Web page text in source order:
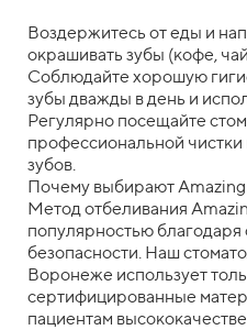
Воздержитесь от еды и
окрашивать зубы (кофе,
Соблюдайте хорошую
зубы дважды в день и
Регулярно посещайте
профессиональной чистки
зубов.
Почему выбирают
Метод отбеливания
популярностью
безопасности. Наш
Воронеже использует
сертифицированные
пациентам